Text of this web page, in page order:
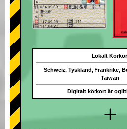
+
Lokalt
Schweiz, Tyskland, Frankrike,
Taiwan
Digitalt körkort är